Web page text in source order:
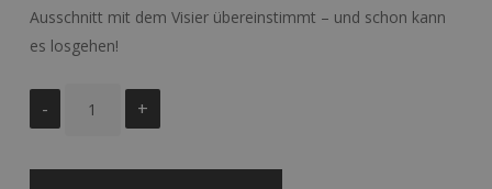
Ausschnitt mit dem Visier übereinstimmt – und schon kann
es losgehen!